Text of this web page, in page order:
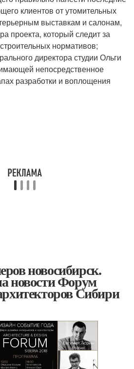
клиентов от утомительных
выставкам и салонам,
проекта, который следит за
нормативов;
директора студии Ольги
непосредственное
разработки и воплощения
новосибирск.
новости Форум
Сибири